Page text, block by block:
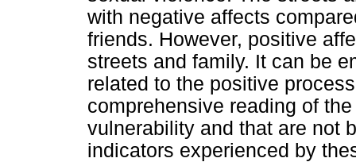
with negative affects
friends. However, positive
streets and family. It can be
related to the positive
comprehensive reading of
vulnerability and that are not
indicators experienced by